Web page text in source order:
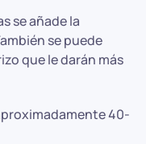
se añade la
se puede
que le darán más
40-